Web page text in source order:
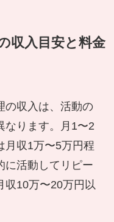
収入目安と料金
の収入は、活動の
なります。月1〜2
月収1万〜5万円程
に活動してリピー
収10万〜20万円以